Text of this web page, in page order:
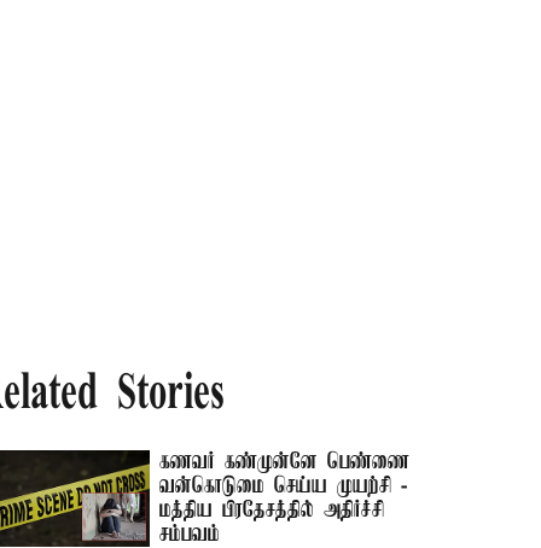
Stories
கணவர் கண்முன்னே பெண்ணை
வன்கொடுமை செய்ய முயற்சி -
மத்திய பிரதேசத்தில் அதிர்ச்சி
சம்பவம்